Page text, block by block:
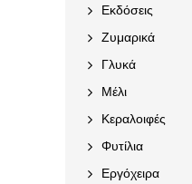
Εκδόσεις
Ζυμαρικά
Γλυκά
Μέλι
Κεραλοιφές
Φυτίλια
Εργόχειρα